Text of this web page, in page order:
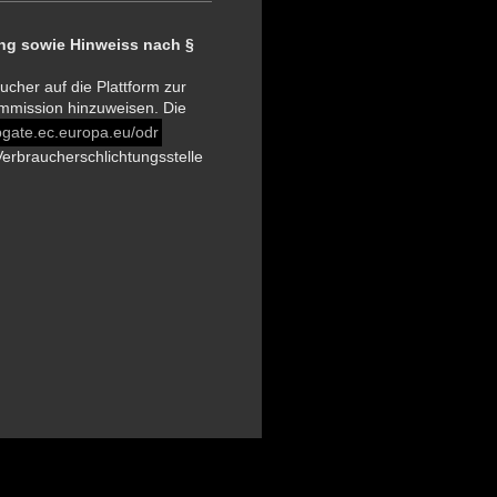
sowie Hinweiss nach §
auf die Plattform zur
hinzuweisen. Die
odr